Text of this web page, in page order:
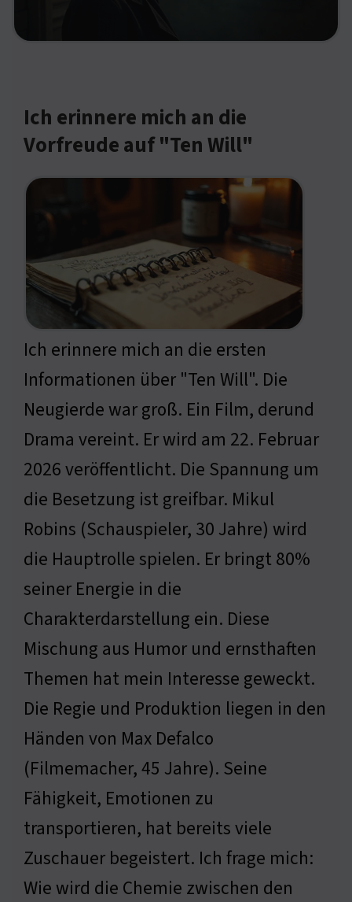
Ich erinnere mich an die
Vorfreude auf "Ten Will"
Ich erinnere mich an die ersten
Informationen über "Ten Will". Die
Neugierde war groß. Ein Film, derund
Drama vereint. Er wird am 22. Februar
2026 veröffentlicht. Die Spannung um
die Besetzung ist greifbar. Mikul
Robins (Schauspieler, 30 Jahre) wird
die Hauptrolle spielen. Er bringt 80%
seiner Energie in die
Charakterdarstellung ein. Diese
Mischung aus Humor und ernsthaften
Themen hat mein Interesse geweckt.
Die Regie und Produktion liegen in den
Händen von Max Defalco
(Filmemacher, 45 Jahre). Seine
Fähigkeit, Emotionen zu
transportieren, hat bereits viele
Zuschauer begeistert. Ich frage mich:
Wie wird die Chemie zwischen den